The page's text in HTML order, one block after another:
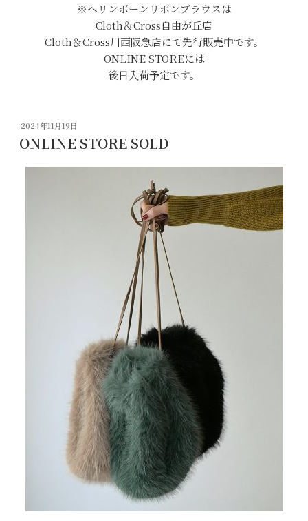
※ヘリンボーンリボンブラウスは
Cloth＆Cross自由が丘店
Cloth＆Cross川西阪急店にて先行販売中です。
ONLINE STOREには
後日入荷予定です。
投
稿
日:
2024年11月19日
ONLINE STORE SOLD